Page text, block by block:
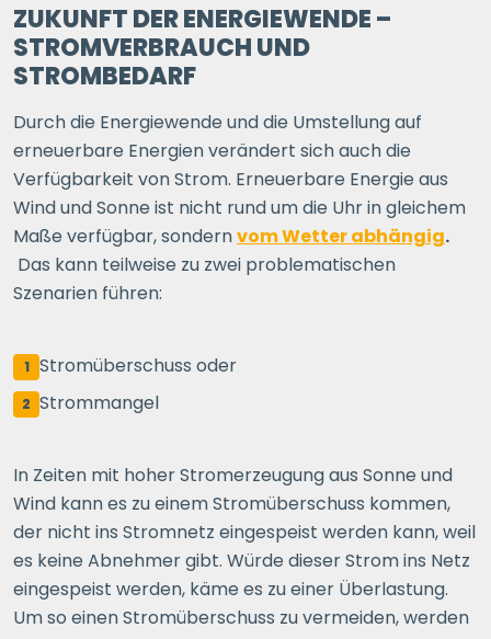
ZUKUNFT DER ENERGIEWENDE –
STROMVERBRAUCH UND
STROMBEDARF
Durch die Energiewende und die Umstellung auf
erneuerbare Energien verändert sich auch die
Verfügbarkeit von Strom. Erneuerbare Energie aus
Wind und Sonne ist nicht rund um die Uhr in gleichem
Maße verfügbar, sondernvom Wetter abhängig.
Das kann teilweise zu zwei problematischen
Szenarien führen:
1 Stromüberschuss oder
2 Strommangel
In Zeiten mit hoher Stromerzeugung aus Sonne und
Wind kann es zu einem Stromüberschuss kommen,
der nicht ins Stromnetz eingespeist werden kann, weil
es keine Abnehmer gibt. Würde dieser Strom ins Netz
eingespeist werden, käme es zu einer Überlastung.
Um so einen Stromüberschuss zu vermeiden, werden